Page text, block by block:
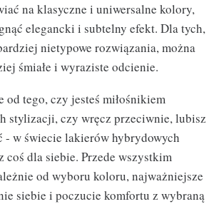
na klasyczne i uniwersalne kolory,
elegancki i subtelny efekt. Dla tych,
nietypowe rozwiązania, można
śmiałe i wyraziste odcienie.
od tego, czy jesteś miłośnikiem
stylizacji, czy wręcz przeciwnie, lubisz
- w świecie lakierów hybrydowych
coś dla siebie. Przede wszystkim
od wyboru koloru, najważniejsze
siebie i poczucie komfortu z wybraną